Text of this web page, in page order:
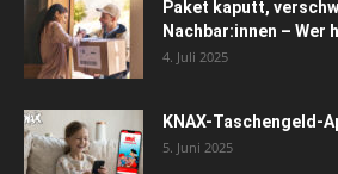
Paket kaputt,
Nachbar:innen – Wer
4. Juli 2025
KNAX-Taschengeld-
5. Juni 2025